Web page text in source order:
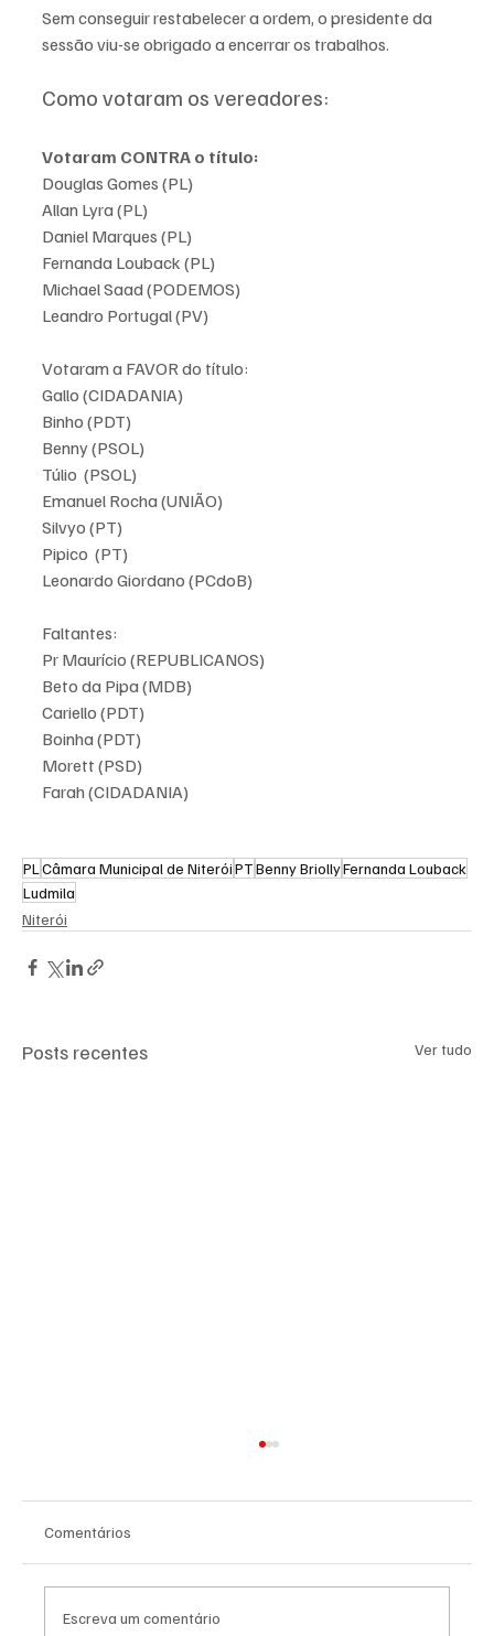
Sem conseguir restabelecer a ordem, o presidente da
sessão viu-se obrigado a encerrar os trabalhos.
Como votaram os vereadores:
Votaram CONTRA o título:
Douglas Gomes (PL)
Allan Lyra (PL)
Daniel Marques (PL)
Fernanda Louback (PL)
Michael Saad (PODEMOS)
Leandro Portugal (PV)
Votaram a FAVOR do título:
Gallo (CIDADANIA)
Binho (PDT)
Benny (PSOL)
Túlio  (PSOL)
Emanuel Rocha (UNIÃO)
Silvyo (PT)
Pipico  (PT)
Leonardo Giordano (PCdoB)
Faltantes:
Pr Maurício (REPUBLICANOS)
Beto da Pipa (MDB)
Cariello (PDT)
Boinha (PDT)
Morett (PSD)
Farah (CIDADANIA)
PL Câmara Municipal de NiteróiPTBenny BriollyFernanda Louback
Ludmila
Niterói
Posts recentes Ver tudo
Comentários
Escreva um comentário